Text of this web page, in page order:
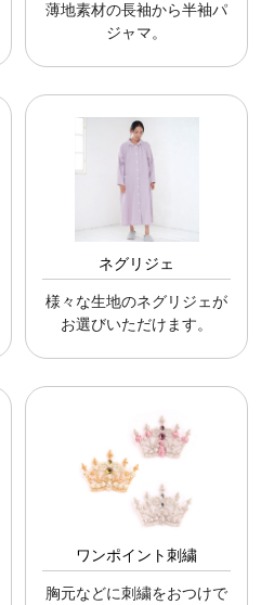
薄地素材の長袖から半袖パ
ジャマ。
ネグリジェ
様々な生地のネグリジェが
お選びいただけます。
ワンポイント刺繍
胸元などに刺繍をおつけで